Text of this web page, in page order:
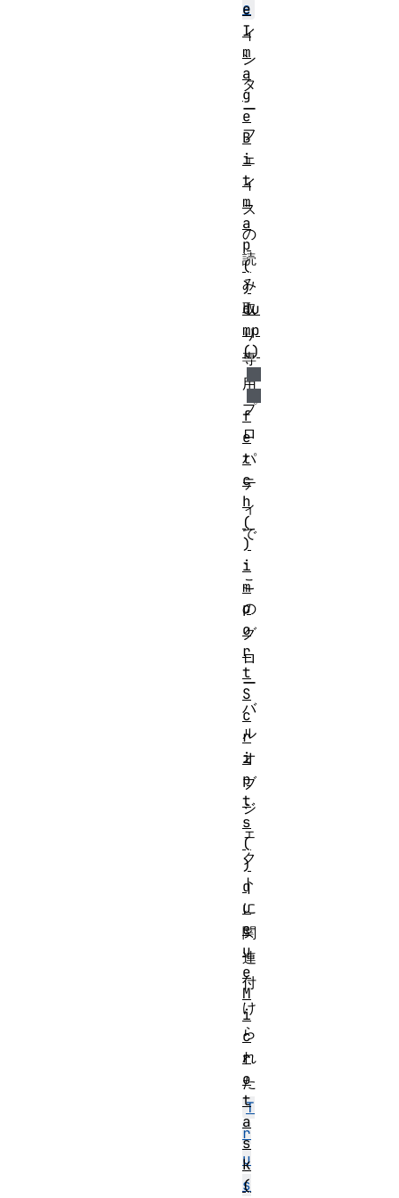
e
イ
ン
タ
ー
フ
ェ
イ
ス
の
読
み
取
り
専
用
プ
ロ
パ
テ
ィ
で
、
こ
の
グ
ロ
ー
バ
ル
オ
ブ
ジ
ェ
ク
ト
に
関
連
付
け
ら
れ
た
T
r
u
s
e
I
m
a
g
e
B
i
t
m
a
p
(
)
du
mp
()
f
e
t
c
h
(
)
i
m
p
o
r
t
S
c
r
i
p
t
s
(
)
q
u
e
u
e
M
i
c
r
o
t
a
s
k
(